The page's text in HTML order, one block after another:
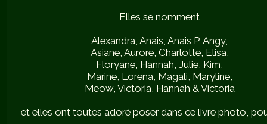
Elles se nomment
Alexandra, Anais, Anais P, Angy,
Asiane, Aurore, Charlotte, Elisa,
Floryane, Hannah, Julie, Kim,
Marine, Lorena, Magali, Maryline,
Meow, Victoria, Hannah & Victoria
et elles ont toutes adoré poser dans ce livre photo,